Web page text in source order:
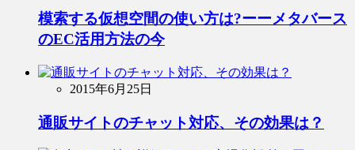
模索する仮想空間の使い方は?ーーメタバース
のEC活用方法の今
2015年6月25日
通販サイトのチャット対応、その効果は？